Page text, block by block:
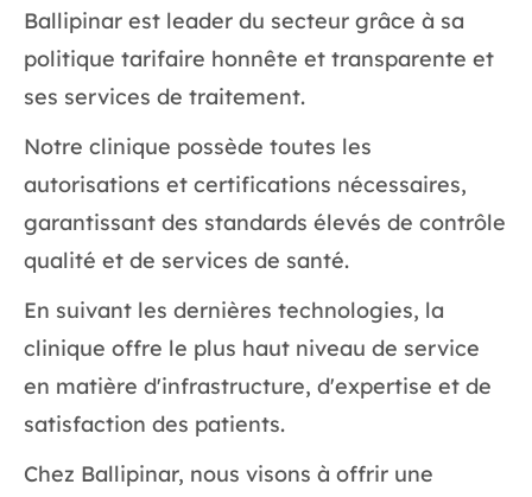
Ballipinar est leader du secteur grâce à sa
politique tarifaire honnête et transparente et
ses services de traitement.
Notre clinique possède toutes les
autorisations et certifications nécessaires,
garantissant des standards élevés de contrôle
qualité et de services de santé.
En suivant les dernières technologies, la
clinique offre le plus haut niveau de service
en matière d'infrastructure, d'expertise et de
satisfaction des patients.
Chez Ballipinar, nous visons à offrir une